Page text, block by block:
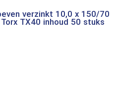
verzinkt 10,0 x 150/70
TX40 inhoud 50 stuks